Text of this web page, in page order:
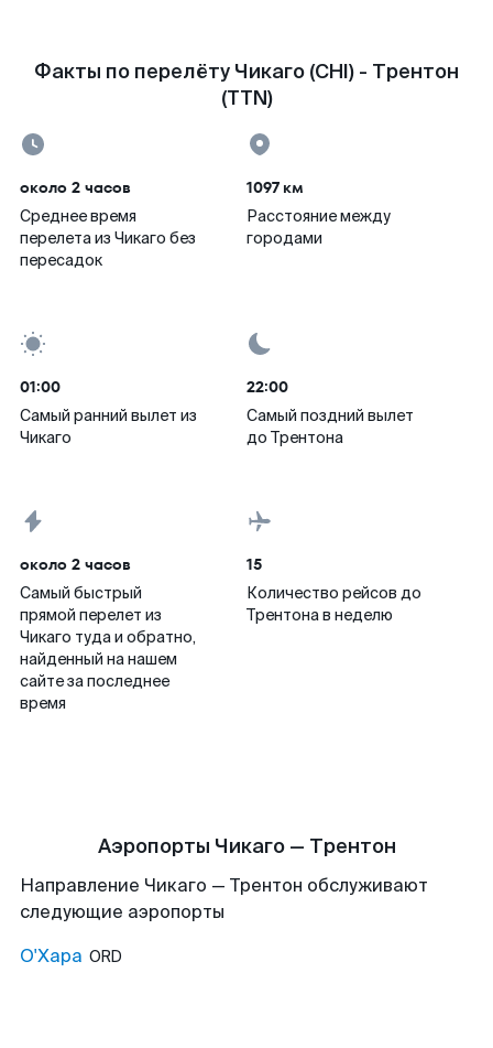
Факты по перелёту Чикаго (CHI) - Трентон
(TTN)
около 2 часов
Среднее время
перелета из Чикаго без
пересадок
1097 км
Расстояние между
городами
01:00
Самый ранний вылет из
Чикаго
22:00
Самый поздний вылет
до Трентона
около 2 часов
Самый быстрый
прямой перелет из
Чикаго туда и обратно,
найденный на нашем
сайте за последнее
время
15
Количество рейсов до
Трентона в неделю
Аэропорты Чикаго — Трентон
Направление Чикаго — Трентон обслуживают
следующие аэропорты
О'Хара ORD